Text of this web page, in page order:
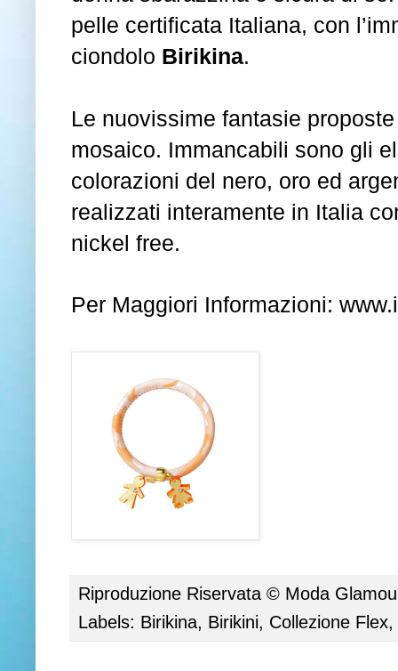
pelle certificata Italiana, con
ciondolo Birikina.
Le nuovissime fantasie
mosaico. Immancabili sono gli
colorazioni del nero, oro ed
realizzati interamente in Italia
nickel free.
Per Maggiori Informazioni:
Riproduzione Riservata © Moda
Labels: Birikina Birikini Collezione Flex